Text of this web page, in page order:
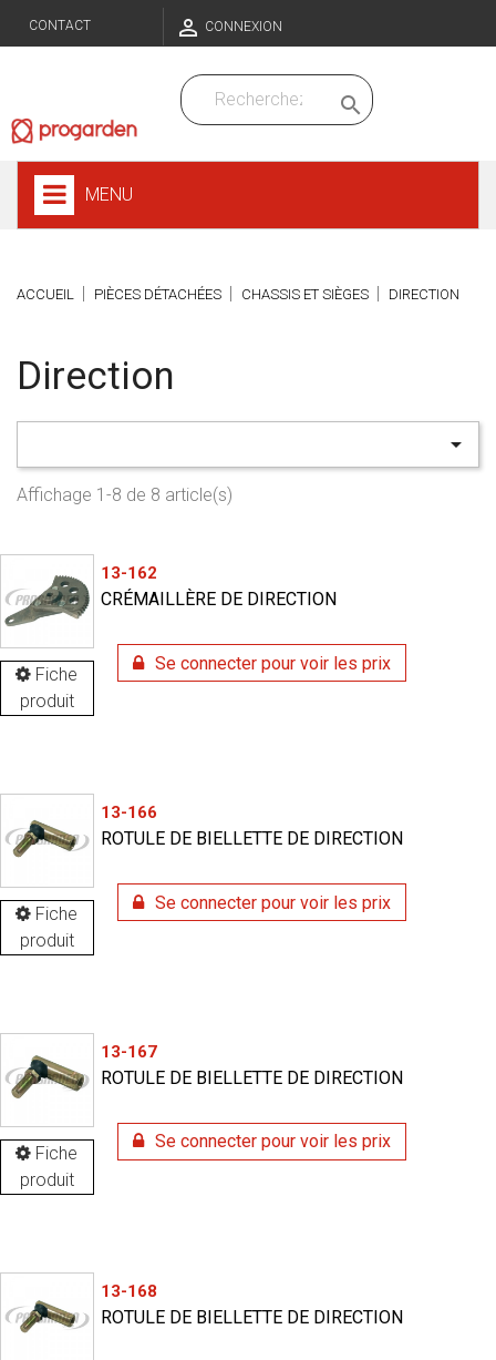
CONTACT  CONNEXION

MENU
ACCUEIL PIÈCES DÉTACHÉES CHASSIS ET SIÈGES DIRECTION
Direction

Affichage 1-8 de 8 article(s)
Fiche
produit
13-162
CRÉMAILLÈRE DE DIRECTION
Se connecter pour voir les prix
Fiche
produit
13-166
ROTULE DE BIELLETTE DE DIRECTION
Se connecter pour voir les prix
Fiche
produit
13-167
ROTULE DE BIELLETTE DE DIRECTION
Se connecter pour voir les prix
13-168
ROTULE DE BIELLETTE DE DIRECTION